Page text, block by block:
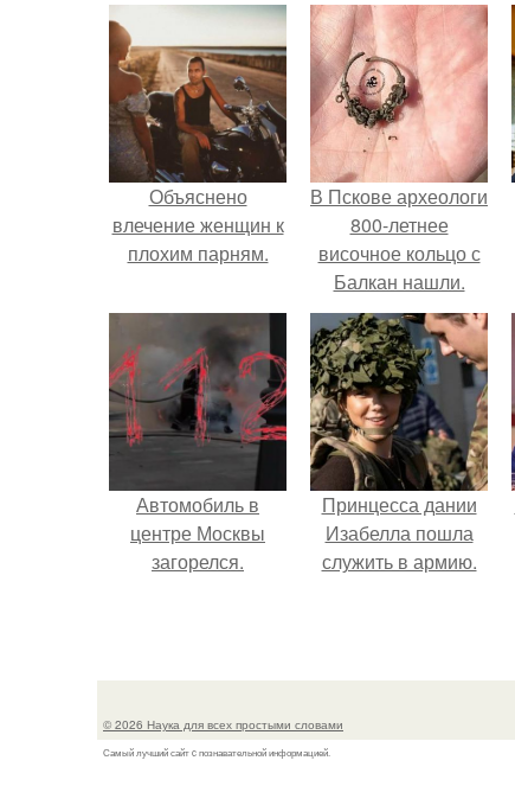
Объяснено
влечение женщин к
плохим парням.
В Пскове археологи
800-летнее
височное кольцо с
Балкан нашли.
Автомобиль в
центре Москвы
загорелся.
Принцесса дании
Изабелла пошла
служить в армию.
© 2026 Наука для всех простыми словами
Самый лучший сайт c познавательной информацией.